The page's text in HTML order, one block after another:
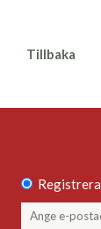
Tillbaka
Registrera